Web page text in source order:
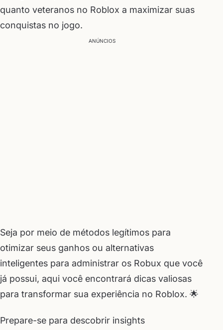
quanto veteranos no Roblox a maximizar suas
conquistas no jogo.
ANÚNCIOS
Seja por meio de métodos legítimos para
otimizar seus ganhos ou alternativas
inteligentes para administrar os Robux que você
já possui, aqui você encontrará dicas valiosas
para transformar sua experiência no Roblox. 🌟
Prepare-se para descobrir insights